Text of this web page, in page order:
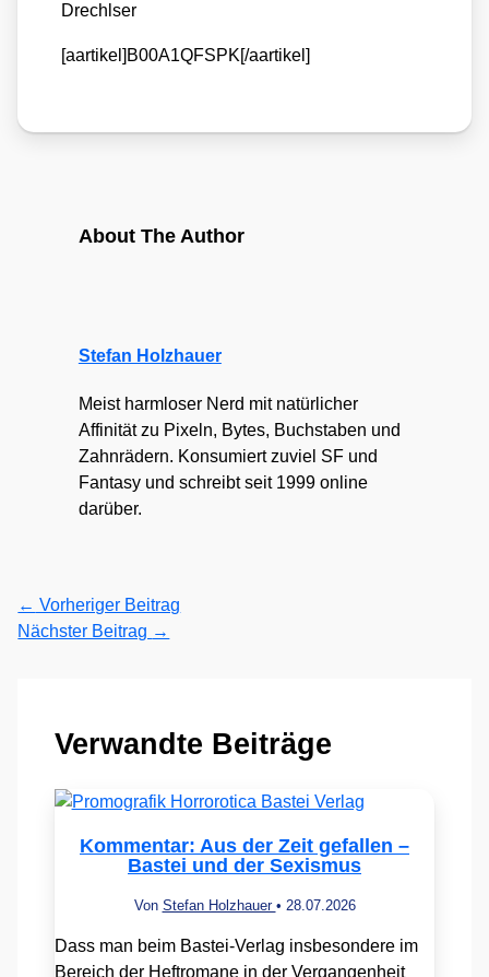
Drechlser
[aartikel]B00A1QFSPK[/aartikel]
About The Author
Stefan Holzhauer
Meist harmloser Nerd mit natürlicher
Affinität zu Pixeln, Bytes, Buchstaben und
Zahnrädern. Konsumiert zuviel SF und
Fantasy und schreibt seit 1999 online
darüber.
← Vorheriger Beitrag
Nächster Beitrag →
Verwandte Beiträge
Kommentar: Aus der Zeit gefallen –
Bastei und der Sexismus
Von Stefan Holzhauer • 28.07.2026
Dass man beim Bastei-Verlag insbesondere im
Bereich der Heftromane in der Vergangenheit